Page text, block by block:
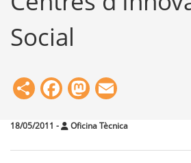
Social
ShareFacebook
Mastodon
18/05/2011 - Oficina Tècnica